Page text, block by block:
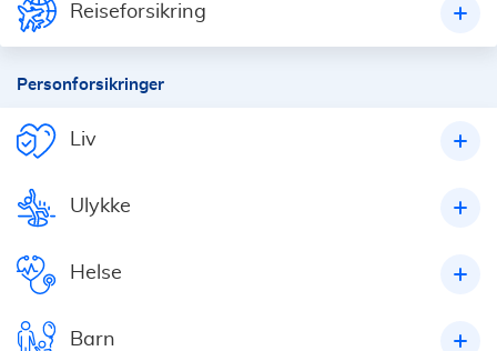
Reiseforsikring
Personforsikringer
Liv
Ulykke
Helse
Barn